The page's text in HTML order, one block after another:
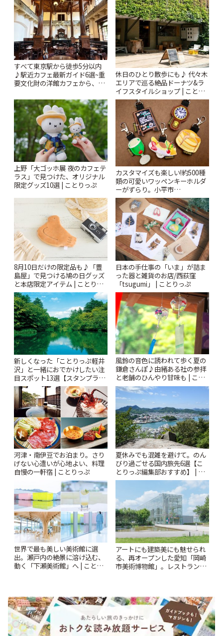
すべて東京駅から徒歩5分以内
♪駅近カフェ最新ガイド6選~重
要文化財の洋館カフェから、改
りっぷ
休日のひとり散歩にも♪ 代々木
エリアで巡る絶品ドーナツ&ラ
イフスタイルショップ | ことり
っぷ
上野「大ゴッホ展 夜のカフェテ
ラス」で見つけた、オリジナル
限定グッズ10選 | ことりっぷ
カスタマイズも楽しい!約500種
類の可愛いワッペンキーホルダ
ーがずらり。小平市
「Kimamaya T&K」 | ことりっ
ぷ
8月10日だけの限定品も♪「豊
島屋」で見つける鳩の日グッズ
と本店限定アイテム | ことりっ
ぷ
日本の手仕事の「いま」が詰ま
った器と雑貨のお店/西荻窪
「tsugumi」 | ことりっぷ
新しくなった「ことりっぷ軽井
沢」と一緒におでかけしたい注
目スポット13選【スタンプラリ
ー開催中】 | ことりっぷ
風鈴の音色に誘われて歩く夏の
鎌倉さんぽ♪由緒ある社の参拝
と老舗のひんやり甘味も | こと
りっぷ
河津・南伊豆でお泊まり。さり
げない心遣いが心地よい、料理
自慢の一軒宿 | ことりっぷ
夏休みでも混雑を避けて。のん
びり過ごせる国内旅先6選【こ
とりっぷ編集部おすすめ】 | こ
とりっぷ
世界で最も美しい美術館に選
出。瀬戸内の絶景に溶け込む、
動く「下瀬美術館」へ | ことり
アートにも建築美にも魅せられ
る、再オープンした愛知「岡崎
市美術博物館」。レストランや